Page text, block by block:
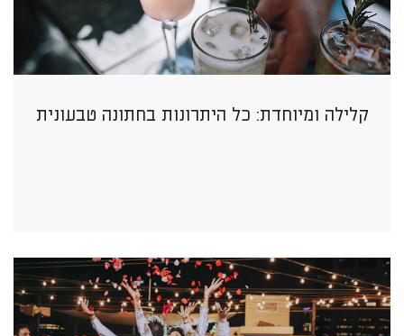
קלילה ומיוחדת: כל היתרונות בחתונה טבעונית